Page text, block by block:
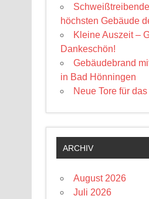
höchsten Gebäude
Kleine Auszeit –
Dankeschön!
Gebäudebrand
in Bad Hönningen
Neue Tore für
ARCHIV
August 2026
Juli 2026